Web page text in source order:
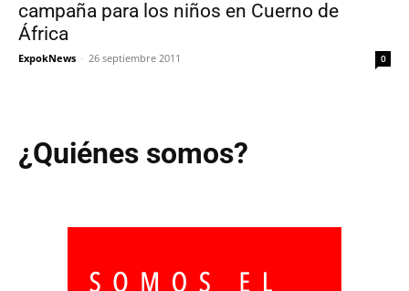
campaña para los niños en Cuerno de
África
ExpokNews - 26 septiembre 2011 0
¿Quiénes somos?